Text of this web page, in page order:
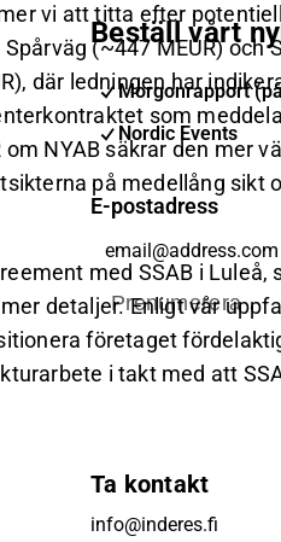
vi att titta efter
(~447 MEUR) och
där ledningen har
som
NYAB säkrar den mer
på medellång sikt
med SSAB i
detaljer. Enligt vår
företaget
i takt med att
Beställ vårt
Morgonrapport
Nordic Events
E-postadress
Prenumerera
Ta kontakt
info@inderes.fi